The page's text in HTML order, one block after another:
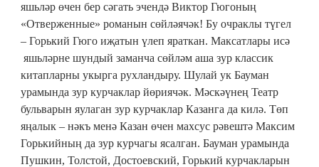
яшьләр өчен бер сәгать эчендә Виктор Гюгоның
«Отверженные» романын сөйләячәк! Бу очраклы түгел
– Горький Гюго иҗатын үлеп яраткан. Максатлары исә
яшьләрне шундый заманча сөйләм аша зур классик
китапларны укырга рухландыру. Шулай ук Бауман
урамында зур курчаклар йөриячәк. Мәскәүнең Театр
бульварын яулаган зур курчаклар Казанга да килә. Төп
яңалык – нәкъ менә Казан өчен махсус рәвештә Максим
Горькийның да зур курчагы ясалган. Бауман урамында
Пушкин, Толстой, Достоевский, Горький курчакларын